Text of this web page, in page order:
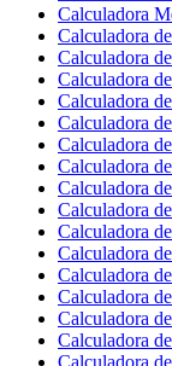
Calculadora
Calculadora
Calculadora
Calculadora
Calculadora
Calculadora
Calculadora
Calculadora
Calculadora
Calculadora
Calculadora
Calculadora
Calculadora
Calculadora
Calculadora
Calculadora
Calculadora